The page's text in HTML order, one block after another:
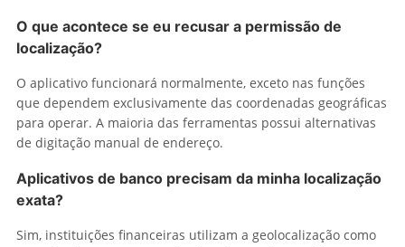
O que acontece se eu recusar a permissão de
localização?
O aplicativo funcionará normalmente, exceto nas funções
que dependem exclusivamente das coordenadas geográficas
para operar. A maioria das ferramentas possui alternativas
de digitação manual de endereço.
Aplicativos de banco precisam da minha localização
exata?
Sim, instituições financeiras utilizam a geolocalização como